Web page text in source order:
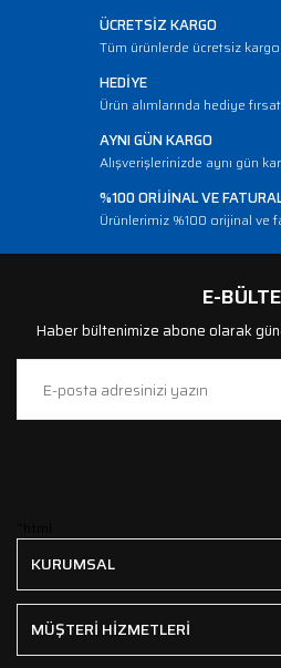
ÜCRETSİZ KARGO
Tüm ürünlerde ücretsiz kargo
HEDİYE
Ürün alımlarında hediye
AYNI GÜN KARGO
Alışverişlerinizde aynı gün
%100 ORİJİNAL VE
Ürünlerimiz %100 orijinal ve
E-
Haber bültenimize abone olarak
KURUMSAL
MÜŞTERİ HİZMETLERİ